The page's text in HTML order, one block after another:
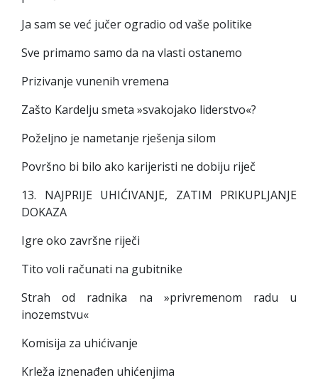
Ja sam se već jučer ogradio od vaše politike
Sve primamo samo da na vlasti ostanemo
Prizivanje vunenih vremena
Zašto Kardelju smeta »svakojako liderstvo«?
Poželjno je nametanje rješenja silom
Površno bi bilo ako karijeristi ne dobiju riječ
13. NAJPRIJE UHIĆIVANJE, ZATIM PRIKUPLJANJE
DOKAZA
Igre oko završne riječi
Tito voli računati na gubitnike
Strah od radnika na »privremenom radu u
inozemstvu«
Komisija za uhićivanje
Krleža iznenađen uhićenjima